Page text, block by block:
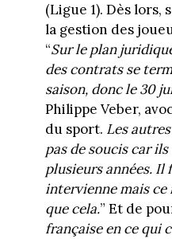
(Ligue 1). Dès lors,
la gestion des
“Sur le plan
des contrats se
saison, donc le 30
Philippe Veber,
du sport. Les
pas de soucis car
plusieurs années. Il
intervienne mais ce
que cela.” Et de
française en ce qui